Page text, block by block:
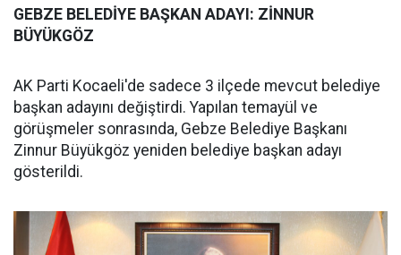
GEBZE BELEDİYE BAŞKAN ADAYI: ZİNNUR
BÜYÜKGÖZ
AK Parti Kocaeli'de sadece 3 ilçede mevcut belediye
başkan adayını değiştirdi. Yapılan temayül ve
görüşmeler sonrasında, Gebze Belediye Başkanı
Zinnur Büyükgöz yeniden belediye başkan adayı
gösterildi.